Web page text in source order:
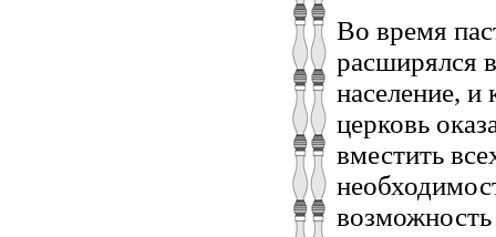
Во время
расширялся
население, и
церковь
вместить